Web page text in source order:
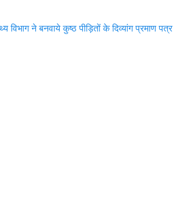
विभाग ने बनवाये कुष्ठ पीड़ितों के दिव्यांग प्रमाण पत्र